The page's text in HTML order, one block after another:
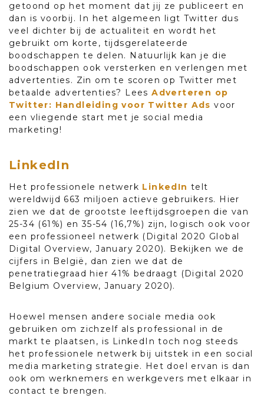
getoond op het moment dat jij ze publiceert en
dan is voorbij. In het algemeen ligt Twitter dus
veel dichter bij de actualiteit en wordt het
gebruikt om korte, tijdsgerelateerde
boodschappen te delen. Natuurlijk kan je die
boodschappen ook versterken en verlengen met
advertenties. Zin om te scoren op Twitter met
betaalde advertenties? LeesAdverteren op
Twitter: Handleiding voor Twitter Ads voor
een vliegende start met je social media
marketing!
LinkedIn
Het professionele netwerk LinkedIn telt
wereldwijd 663 miljoen actieve gebruikers. Hier
zien we dat de grootste leeftijdsgroepen die van
25-34 (61%) en 35-54 (16,7%) zijn, logisch ook voor
een professioneel netwerk (Digital 2020 Global
Digital Overview, January 2020). Bekijken we de
cijfers in België, dan zien we dat de
penetratiegraad hier 41% bedraagt (Digital 2020
Belgium Overview, January 2020).
Hoewel mensen andere sociale media ook
gebruiken om zichzelf als professional in de
markt te plaatsen, is LinkedIn toch nog steeds
het professionele netwerk bij uitstek in een social
media marketing strategie. Het doel ervan is dan
ook om werknemers en werkgevers met elkaar in
contact te brengen.